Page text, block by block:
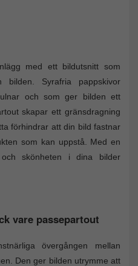
med ett bildutsnitt som
bilden. Syrafria pappskivor
och som ger bilden ett
skapar ett gränsdragning
förhindrar att din bild fastnar
som kan uppstå. Med en
skönheten i dina bilder
vare passepartout
övergången mellan
Den ger bilden utrymme att